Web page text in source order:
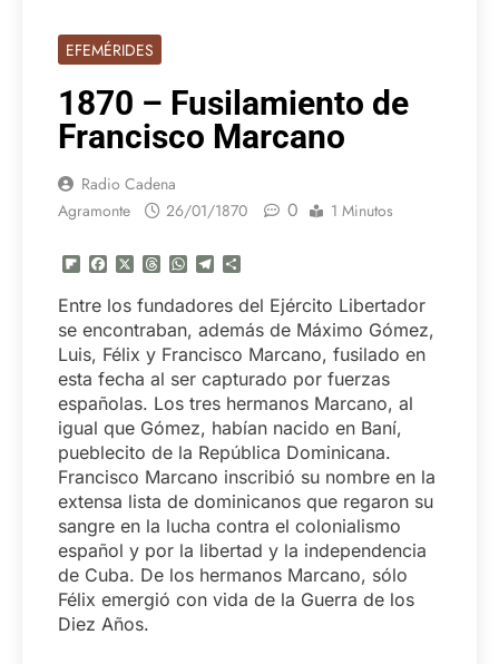
EFEMÉRIDES
1870 – Fusilamiento de
Francisco Marcano
Radio Cadena
Agramonte
26/01/1870 0 1 Minutos
Flipboard
FacebookThreadsWhatsApp
Telegram
Entre los fundadores del Ejército Libertador
se encontraban, además de Máximo Gómez,
Luis, Félix y Francisco Marcano, fusilado en
esta fecha al ser capturado por fuerzas
españolas. Los tres hermanos Marcano, al
igual que Gómez, habían nacido en Baní,
pueblecito de la República Dominicana.
Francisco Marcano inscribió su nombre en la
extensa lista de dominicanos que regaron su
sangre en la lucha contra el colonialismo
español y por la libertad y la independencia
de Cuba. De los hermanos Marcano, sólo
Félix emergió con vida de la Guerra de los
Diez Años.